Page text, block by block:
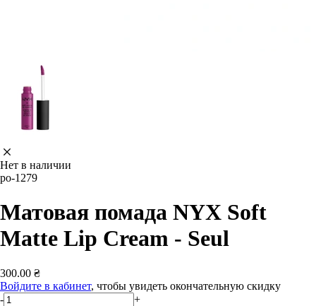
Нет в наличии
po-1279
Матовая помада NYX Soft
Matte Lip Cream - Seul
300.00 ₴
Войдите в кабинет, чтобы увидеть окончательную скидку
-
+